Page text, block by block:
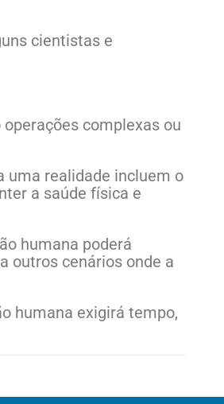
cientistas e
complexas ou
uma realidade incluem o
a saúde física e
humana poderá
outros cenários onde a
humana exigirá tempo,